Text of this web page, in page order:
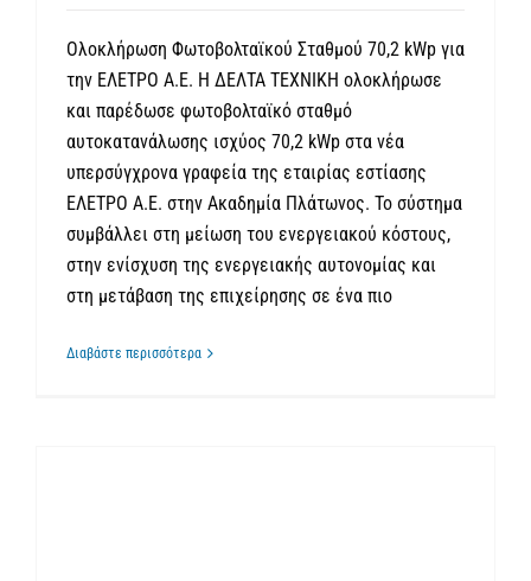
Ολοκλήρωση Φωτοβολταϊκού Σταθμού 70,2 kWp για
την ΕΛΕΤΡΟ Α.Ε. Η ΔΕΛΤΑ ΤΕΧΝΙΚΗ ολοκλήρωσε
και παρέδωσε φωτοβολταϊκό σταθμό
αυτοκατανάλωσης ισχύος 70,2 kWp στα νέα
υπερσύγχρονα γραφεία της εταιρίας εστίασης
ΕΛΕΤΡΟ Α.Ε. στην Ακαδημία Πλάτωνος. Το σύστημα
συμβάλλει στη μείωση του ενεργειακού κόστους,
στην ενίσχυση της ενεργειακής αυτονομίας και
στη μετάβαση της επιχείρησης σε ένα πιο
Διαβάστε περισσότερα